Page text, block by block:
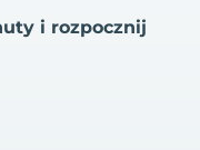
i rozpocznij